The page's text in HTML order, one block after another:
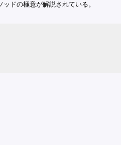
ドの極意が解説されている。